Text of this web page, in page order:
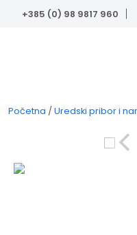
Skip to main content
+385 (0) 98 9817 960
Početna / Uredski pribor i